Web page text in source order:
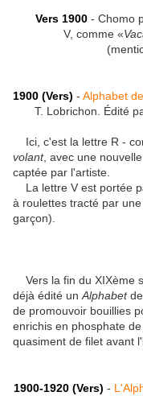
Vers 1900 - Chomo
V, comme «
1900 (Vers) - Alphabet
T. Lobrichon. Édité
Ici, c'est la lettre R -
volant, avec une
captée par l'artiste.
La lettre V est portée
à roulettes tracté par
garçon).
Vers la fin du XIXème
déjà édité un Alphabetde
de promouvoir bouillies
enrichis en phosphate
quasiment de filet avant
1900-1920 (Vers) -